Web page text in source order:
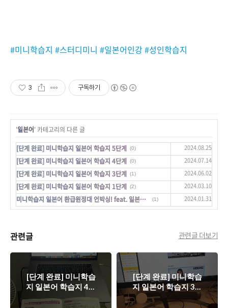
#미니학습지 #스터디미니 #일본어인강 #성인학습지
3 구독하기
'일본어' 카테고리의 다른 글
[단계 완료] 미니학습지 일본어 학습지 5단계 (0) 2024.08.25
[단계 완료] 미니학습지 일본어 학습지 4단계 (0) 2024.07.14
[단계 완료] 미니학습지 일본어 학습지 3단계 (1) 2024.06.02
[단계 완료] 미니학습지 일본어 학습지 1단계 (2) 2024.03.10
미니학습지 일본어 환급원정대 언박싱! feat. 일본어 뿌시기 대작전 (1) 2024.01.31
관련글 관련글 더보기
[단계 완료] 미니학습
지 일본어 학습지 4단
계
[단계 완료] 미니학습
지 일본어 학습지 3단
계